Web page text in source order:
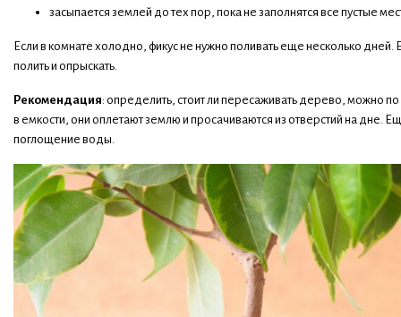
засыпается землей до тех пор, пока не заполнятся все пустые
Если в комнате холодно, фикус не нужно поливать еще несколько
полить и опрыскать.
Рекомендация: определить, стоит ли пересаживать дерево, можно
в емкости, они оплетают землю и просачиваются из отверстий на дне.
поглощение воды.